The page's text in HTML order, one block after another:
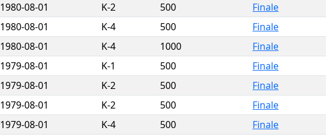
1980-08-01 K-2 500 Finale
1980-08-01 K-4 500 Finale
1980-08-01 K-4 1000 Finale
1979-08-01 K-1 500 Finale
1979-08-01 K-2 500 Finale
1979-08-01 K-2 500 Finale
1979-08-01 K-4 500 Finale